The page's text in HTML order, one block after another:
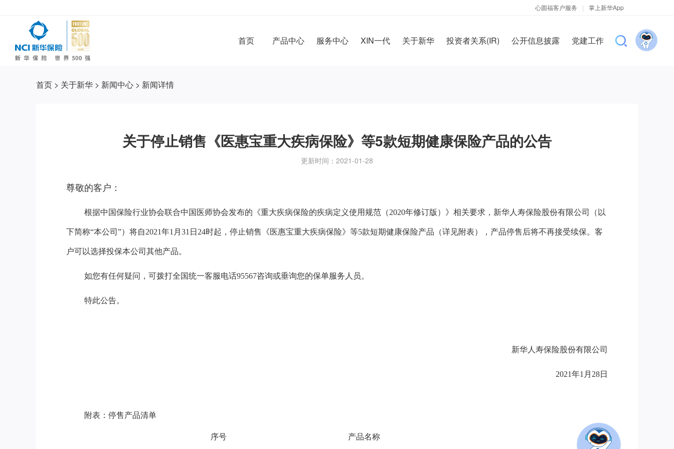
心圆福客户服务 | 掌上新华App
首页 产品中心 服务中心 XIN一代 关于新华 投资者关系(IR) 公开信息披露 党建工作
首页 > 关于新华 > 新闻中心 > 新闻详情
关于停止销售《医惠宝重大疾病保险》等5款短期健康保险产品的公告
更新时间：2021-01-28
尊敬的客户：
根据中国保险行业协会联合中国医师协会发布的《重大疾病保险的疾病定义使用规范（2020年修订版）》相关要求，新华人寿保险股份有限公司（以
下简称“本公司”）将自2021年1月31日24时起，停止销售《医惠宝重大疾病保险》等5款短期健康保险产品（详见附表），产品停售后将不再接受续保。客
户可以选择投保本公司其他产品。
如您有任何疑问，可拨打全国统一客服电话95567咨询或垂询您的保单服务人员。
特此公告。
新华人寿保险股份有限公司
2021年1月28日
附表：停售产品清单
序号 产品名称